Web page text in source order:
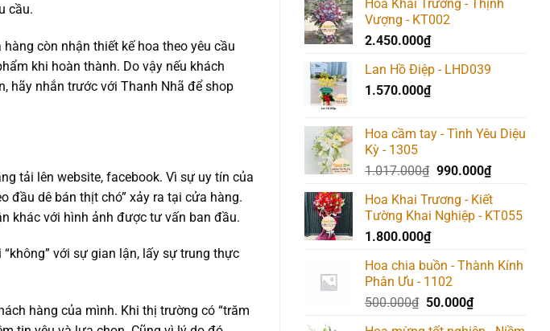
cầu.
còn nhận thiết kế hoa theo yêu cầu
khi hoàn thành. Do vậy nếu khách
hãy nhắn trước với Thanh Nhã để shop
tải lên website, facebook. Vì sự uy tín của
đầu dê bán thịt chó” xảy ra tại cửa hàng.
khác với hình ảnh được tư vấn ban đầu.
với sự gian lận, lấy sự trung thực
hàng của mình. Khi thị trường có “trăm
là:
2.517.000₫.
tại
Hoa Khai Trương - Thịnh
Vượng - KT002
2.450.000₫
Lan Hồ Điệp - LHD039
1.570.000₫
Hoa cầm tay - Tình Yêu Diệu
Kỳ - 1305
1.017.000₫ Giá
là:
1.017.000₫.
990.000₫Giá
tại
là:
Hoa Khai Trương - Kiết
Tường Khai Nghiệp - KT055
1.800.000₫
Hoa chia buồn - Thành Kính
Phân Ưu - 1102
500.000₫ Giá
50.000₫Giá